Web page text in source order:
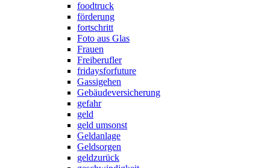
foodtruck
förderung
fortschritt
Foto aus Glas
Frauen
Freiberufler
fridaysforfuture
Gassigehen
Gebäudeversicherung
gefahr
geld
geld umsonst
Geldanlage
Geldsorgen
geldzurück